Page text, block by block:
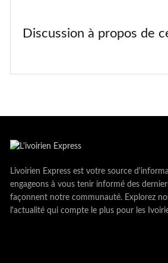
Discussion à propos de
Livoirien Express est votre source
engageons à vous tenir informé des
façonnent notre communauté. Explorez
l'actualité qui compte le plus pour les